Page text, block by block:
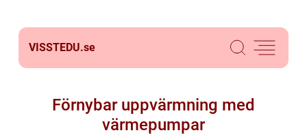
VISSTEDU.se
Förnybar uppvärmning med
värmepumpar